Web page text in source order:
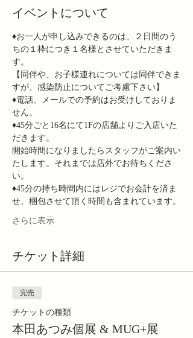
イベントについて
♦︎お一人が申し込みできるのは、２日間のう
ちの１枠につき１名様とさせていただきま
す。
【同伴や、お子様連れについては同伴できま
すが、感染防止についてご考慮下さい】
♦︎電話、メールでの予約はお受けしておりま
せん。
♦︎45分ごと16名にて1Fの店舗よりご入店いた
だきます。
開始時間になりましたらスタッフがご案内い
たします。それまでは店外でお待ちくださ
い。
♦︎45分の持ち時間内にはレジでお会計を済ま
せ、梱包させて頂く時間も含まれています。
さらに表示
チケット詳細
完売
チケットの種類
本田あつみ個展 & MUG+展